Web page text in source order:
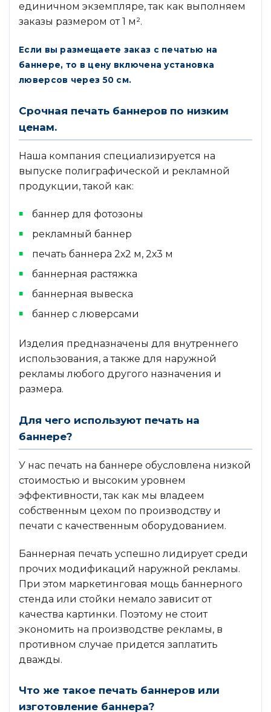
единичном экземпляре, так как выполняем
заказы размером от 1 м².
Если вы размещаете заказ с печатью на
баннере, то в цену включена установка
люверсов через 50 см.
Срочная печать баннеров по низким
ценам.
Наша компания специализируется на
выпуске полиграфической и рекламной
продукции, такой как:
баннер для фотозоны
рекламный баннер
печать баннера 2х2 м, 2х3 м
баннерная растяжка
баннерная вывеска
баннер с люверсами
Изделия предназначены для внутреннего
использования, а также для наружной
рекламы любого другого назначения и
размера.
Для чего используют печать на
баннере?
У нас печать на баннере обусловлена низкой
стоимостью и высоким уровнем
эффективности, так как мы владеем
собственным цехом по производству и
печати с качественным оборудованием.
Баннерная печать успешно лидирует среди
прочих модификаций наружной рекламы.
При этом маркетинговая мощь баннерного
стенда или стойки немало зависит от
качества картинки. Поэтому не стоит
экономить на производстве рекламы, в
противном случае придется заплатить
дважды.
Что же такое печать баннеров или
изготовление баннера?